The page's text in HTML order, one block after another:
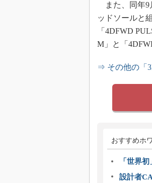
また、同年9
ッドソールと
「4DFWD
M」と「
⇒ その他の「
おすすめホ
「世界
設計者